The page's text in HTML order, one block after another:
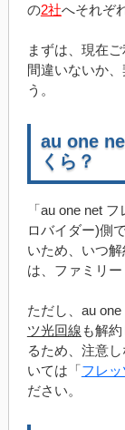
の2社へそれぞ
まずは、現在
間違いないか
う。
au one
くら？
「au one net
ロバイダー)側
いため、いつ
は、ファミリー
ただし、au
ツ光回線 も解約
るため、注意
いては「フレ
ださい。